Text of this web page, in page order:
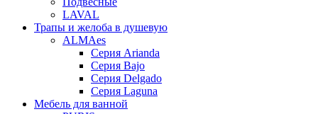
LAVAL
Трапы и желоба в душевую
ALMAes
Серия Arianda
Серия Bajo
Серия Delgado
Серия Laguna
Мебель для ванной